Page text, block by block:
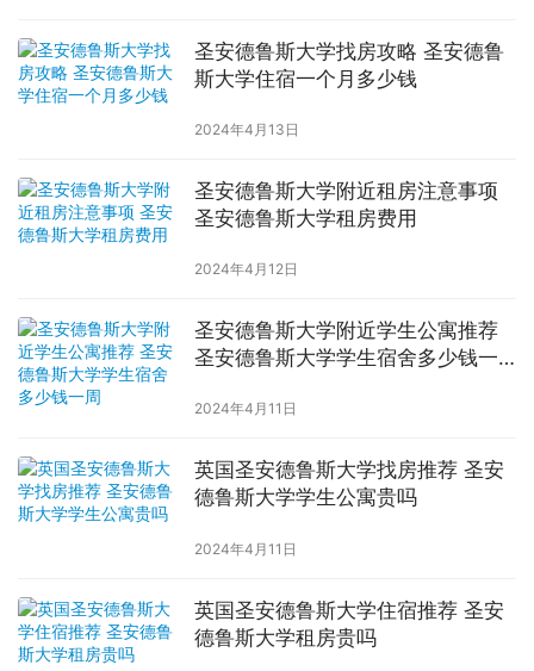
圣安德鲁斯大学找房攻略 圣安德鲁
斯大学住宿一个月多少钱
2024年4月13日
圣安德鲁斯大学附近租房注意事项
圣安德鲁斯大学租房费用
2024年4月12日
圣安德鲁斯大学附近学生公寓推荐
圣安德鲁斯大学学生宿舍多少钱一
2024年4月11日
英国圣安德鲁斯大学找房推荐 圣安
德鲁斯大学学生公寓贵吗
2024年4月11日
英国圣安德鲁斯大学住宿推荐 圣安
德鲁斯大学租房贵吗